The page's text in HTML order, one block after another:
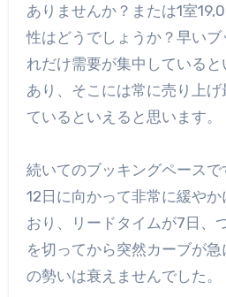
ありませんか？または1室
性はどうでしょうか？早い
れだけ需要が集中している
あり、そこには常に売り上
ているといえると思います。
続いてのブッキングペースで
12日に向かって非常に緩や
おり、リードタイムが7日、
を切ってから突然カーブが
の勢いは衰えませんでした。